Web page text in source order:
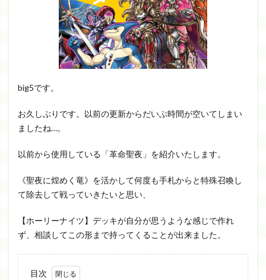
big5です。
お久しぶりです。以前の更新からだいぶ時間が空いてしまい
ましたね…。
以前から使用している「革命聖夜」を紹介いたします。
《聖夜に煌めく竜》を活かして何度も手札からと特殊召喚し
て除去して戦っていきたいと思い、
【ホーリーナイツ】デッキが自分が思うような感じで作れ
ず、相談してこの形まで持ってくることが出来ました。
目次